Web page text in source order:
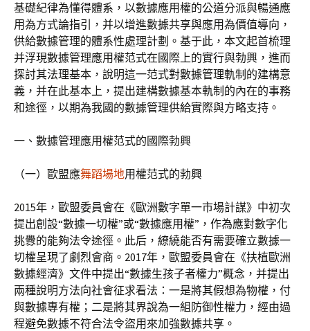
基礎紀律為懂得體系，以數據應用權的公道分派與暢通應
用為方式論指引，并以增進數據共享與應用為價值導向，
供給數據管理的體系性處理計劃。基于此，本文起首梳理
并浮現數據管理應用權范式在國際上的實行與勃興，進而
探討其法理基本，說明這一范式對數據管理軌制的建構意
義，并在此基本上，提出建構數據基本軌制的內在的事務
和途徑，以期為我國的數據管理供給實際與方略支持。
一、數據管理應用權范式的國際勃興
（一）歐盟應舞蹈場地用權范式的勃興
2015年，歐盟委員會在《歐洲數字單一市場計謀》中初次
提出創設“數據一切權”或“數據應用權”，作為應對數字化
挑釁的能夠法令途徑。此后，繚繞能否有需要確立數據一
切權呈現了劇烈會商。2017年，歐盟委員會在《扶植歐洲
數據經濟》文件中提出“數據生孩子者權力”概念，并提出
兩種說明方法向社會征求看法：一是將其假想為物權，付
與數據專有權；二是將其界說為一組防御性權力，經由過
程避免數據不符合法令盜用來加強數據共享。